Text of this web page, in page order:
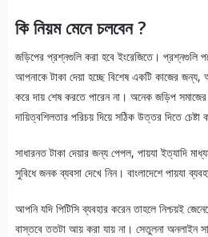
কি নিয়ম মেনে চলবেন ?
জড়িপের প্রশ্নগুলি করা হবে ইংরেজিতে। প্রশ্নগুলি
আপনাকে টাকা দেয়া হচ্ছে বিশেষ একটি কাজের
করে দায় শেষ করতে পারেন না। অনেক জড়িপ
দায়িত্বশিলতার পরিচয় দিয়ে সঠিক উত্তর দিতে
সাধারনত টাকা দেয়ার জন্য পেপল, পায়যা ইত্যাদি
সুবিধে জনক ব্যবসা দেখে নিন। বাংলাদেশে পায়যা
আপনি যদি পিটিসি ব্যবহার করেন তাহলে নিশ্চয়ই
বাস্তবে ততটা আয় করা যায় না। সেতুলনা অনলাইন